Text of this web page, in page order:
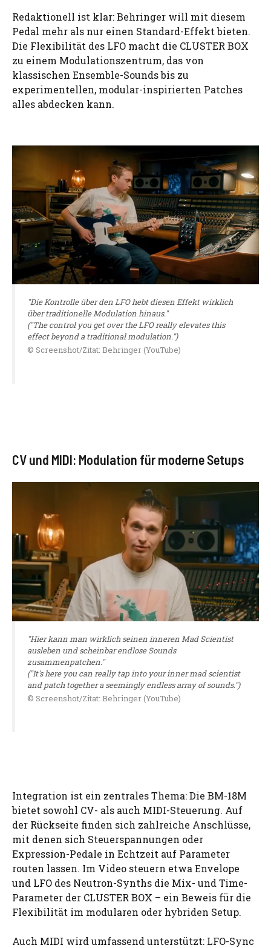
Redaktionell ist klar: Behringer will mit diesem
Pedal mehr als nur einen Standard-Effekt bieten.
Die Flexibilität des LFO macht die CLUSTER BOX
zu einem Modulationszentrum, das von
klassischen Ensemble-Sounds bis zu
experimentellen, modular-inspirierten Patches
alles abdecken kann.
"Die Kontrolle über den LFO hebt diesen Effekt wirklich
über traditionelle Modulation hinaus."
("The control you get over the LFO really elevates this
effect beyond a traditional modulation.")
© Screenshot/Zitat: Behringer (YouTube)
CV und MIDI: Modulation für moderne Setups
"Hier kann man wirklich seinen inneren Mad Scientist
ausleben und scheinbar endlose Sounds
zusammenpatchen."
("It's here you can really tap into your inner mad scientist
and patch together a seemingly endless array of sounds.")
© Screenshot/Zitat: Behringer (YouTube)
Integration ist ein zentrales Thema: Die BM-18M
bietet sowohl CV- als auch MIDI-Steuerung. Auf
der Rückseite finden sich zahlreiche Anschlüsse,
mit denen sich Steuerspannungen oder
Expression-Pedale in Echtzeit auf Parameter
routen lassen. Im Video steuern etwa Envelope
und LFO des Neutron-Synths die Mix- und Time-
Parameter der CLUSTER BOX – ein Beweis für die
Flexibilität im modularen oder hybriden Setup.
Auch MIDI wird umfassend unterstützt: LFO-Sync